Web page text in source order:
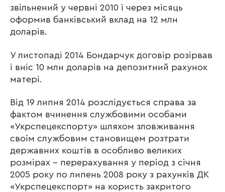
звільнений у червні 2010 і через місяць
оформив банківський вклад на 12 млн
доларів.
У листопаді 2014 Бондарчук договір розірвав
і вніс 10 млн доларів на депозитний рахунок
матері.
Від 19 липня 2014 розслідується справа за
фактом вчинення службовими особами
«Укрспецекспорту» шляхом зловживання
своїм службовим становищем розтрати
державних коштів в особливо великих
розмірах – перерахування у період з січня
2005 року по липень 2008 року з рахунків ДК
«Укрспецекспорт» на користь закритого